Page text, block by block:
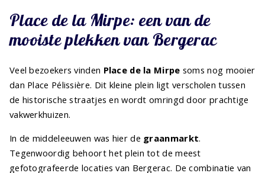
Place de la Mirpe: een van de
mooiste plekken van Bergerac
Veel bezoekers vinden Place de la Mirpe soms nog mooier
dan Place Pélissière. Dit kleine plein ligt verscholen tussen
de historische straatjes en wordt omringd door prachtige
vakwerkhuizen.
In de middeleeuwen was hier de graanmarkt.
Tegenwoordig behoort het plein tot de meest
gefotografeerde locaties van Bergerac. De combinatie van